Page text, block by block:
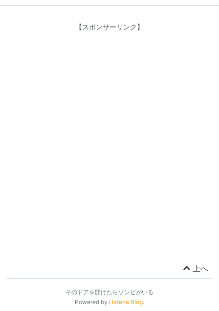
【スポンサーリンク】
上へ
そのドアを開けたらゾンビがいる
Powered by Hatena Blog.